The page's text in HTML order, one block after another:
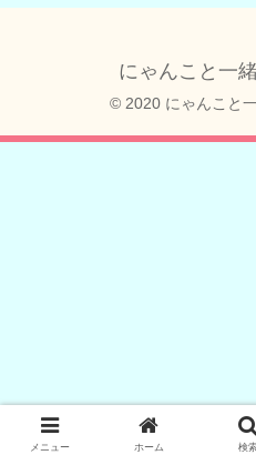
にゃんこと一
© 2020 にゃんこと
メニュー ホーム 検